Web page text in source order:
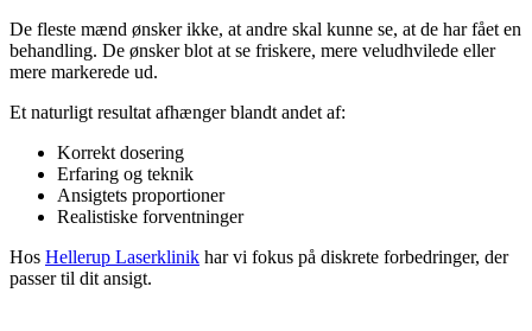
De fleste mænd ønsker ikke, at andre skal kunne se, at de har fået en
behandling. De ønsker blot at se friskere, mere veludhvilede eller
mere markerede ud.
Et naturligt resultat afhænger blandt andet af:
Korrekt dosering
Erfaring og teknik
Ansigtets proportioner
Realistiske forventninger
Hos Hellerup Laserklinik har vi fokus på diskrete forbedringer, der
passer til dit ansigt.